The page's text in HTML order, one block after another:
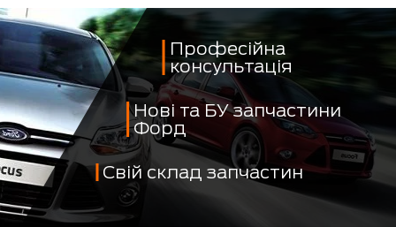
Професійна
консультація
Нові та БУ запчастини
Форд
Свій склад запчастин